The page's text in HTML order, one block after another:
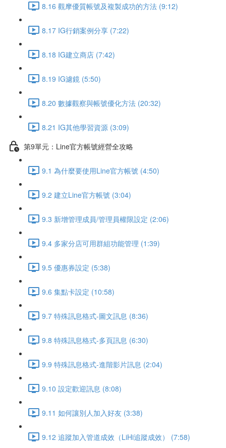
8.16 觀摩優質帳號及複製成功的方法 (9:12)
8.17 IG行銷案例分享 (7:22)
8.18 IG建立商店 (7:42)
8.19 IG濾鏡 (5:50)
8.20 數據觀察與帳號優化方法 (20:32)
8.21 IG其他學習資源 (3:09)
第9單元：Line官方帳號經營全攻略
9.1 為什麼要使用Line官方帳號 (4:50)
9.2 建立Line官方帳號 (3:04)
9.3 新增管理成員/管理員權限設定 (2:06)
9.4 多家分店可用群組功能管理 (1:39)
9.5 優惠券設定 (5:38)
9.6 集點卡設定 (10:58)
9.7 特殊訊息格式-圖文訊息 (8:36)
9.8 特殊訊息格式-多頁訊息 (6:30)
9.9 特殊訊息格式-進階影片訊息 (2:04)
9.10 設定歡迎訊息 (8:08)
9.11 如何讓別人加入好友 (3:38)
9.12 追蹤加入管道成效（LiHi追蹤成效） (7:58)